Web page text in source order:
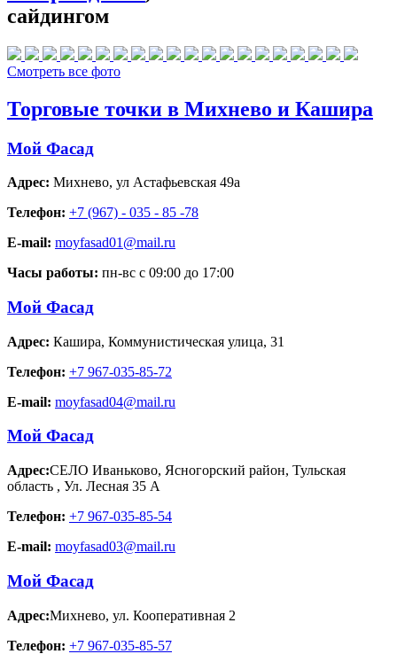
сайдингом
Смотреть все фото
Торговые точки в Михнево и Кашира
Мой Фасад
Адрес: Михнево, ул Астафьевская 49а
Телефон: +7 (967) - 035 - 85 -78
E-mail: moyfasad01@mail.ru
Часы работы: пн-вс с 09:00 до 17:00
Мой Фасад
Адрес: Кашира, Коммунистическая улица, 31
Телефон: +7 967-035-85-72
E-mail: moyfasad04@mail.ru
Мой Фасад
Адрес:СЕЛО Иваньково, Ясногорский район, Тульская
область , Ул. Лесная 35 А
Телефон: +7 967-035-85-54
E-mail: moyfasad03@mail.ru
Мой Фасад
Адрес:Михнево, ул. Кооперативная 2
Телефон: +7 967-035-85-57